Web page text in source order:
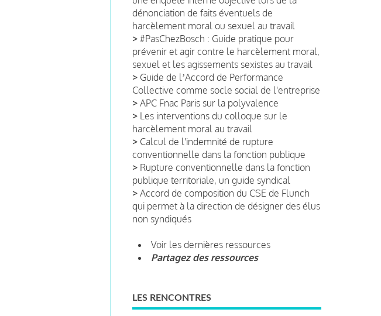
dénonciation de faits éventuels de
harcèlement moral ou sexuel au travail
> #PasChezBosch : Guide pratique pour
prévenir et agir contre le harcèlement moral,
sexuel et les agissements sexistes au travail
> Guide de lʼAccord de Performance
Collective comme socle social de l'entreprise
> APC Fnac Paris sur la polyvalence
> Les interventions du colloque sur le
harcèlement moral au travail
> Calcul de l'indemnité de rupture
conventionnelle dans la fonction publique
> Rupture conventionnelle dans la fonction
publique territoriale, un guide syndical
> Accord de composition du CSE de Flunch
qui permet à la direction de désigner des élus
non syndiqués
Voir les dernières ressources
Partagez des ressources
LES RENCONTRES